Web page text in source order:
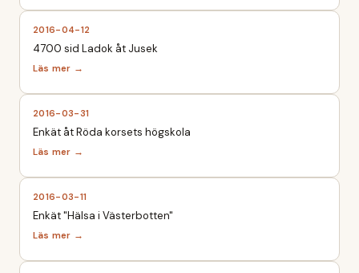
2016-04-12
4700 sid Ladok åt Jusek
2016-03-31
Enkät åt Röda korsets högskola
2016-03-11
Enkät "Hälsa i Västerbotten"